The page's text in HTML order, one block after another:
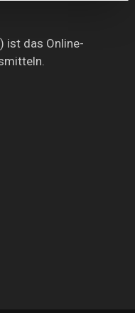
ist das Online-